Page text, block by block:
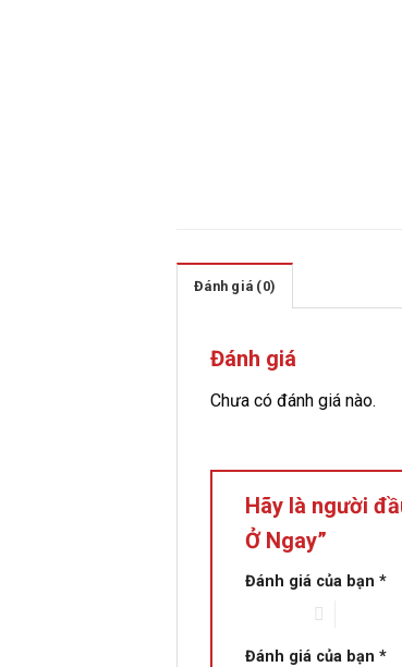
Đánh giá (0)
Đánh giá
Chưa có đánh giá nào.
Hãy là người
Ở Ngay”
Đánh giá của bạn *
Đánh giá của bạn *